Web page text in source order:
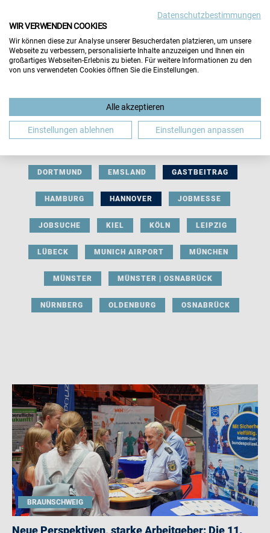
BERUFLICHE ORIENTIERUNG BEWERBUNG
DORTMUND EMSLAND GASTBEITRAG
HAMBURG HANNOVER JOBMESSE
JOBSUCHE KIEL KÖLN LEIPZIG
LÜBECK MUNICH AIRPORT MÜNCHEN
MÜNSTER MÜNSTER | OSNABRÜCK
NÜRNBERG OLDENBURG OSNABRÜCK
BRAUNSCHWEIG
Neue Perspektiven, starke Arbeitgeber: Die 11.
Datenschutzbestimmungen
WIR VERWENDEN COOKIES
Wir können diese zur Analyse unserer Besucherdaten platzieren, um unsere
Webseite zu verbessern, personalisierte Inhalte anzuzeigen und Ihnen ein
großartiges Webseiten-Erlebnis zu bieten. Für weitere Informationen zu den
von uns verwendeten Cookies öffnen Sie die Einstellungen.
Alle akzeptieren
Einstellungen ablehnen Einstellungen anpassen